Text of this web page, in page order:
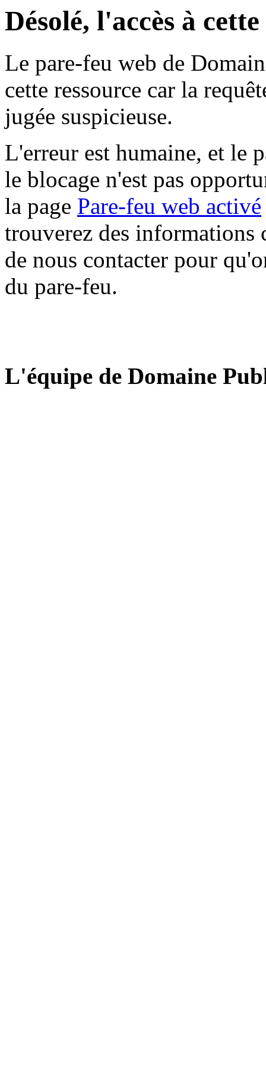
Désolé, l'accès à
Le pare-feu web de
cette ressource car la
jugée suspicieuse.
L'erreur est humaine, et le
le blocage n'est pas
la page Pare-feu web activé
trouverez des informations
de nous contacter pour
du pare-feu.
L'équipe de Domaine